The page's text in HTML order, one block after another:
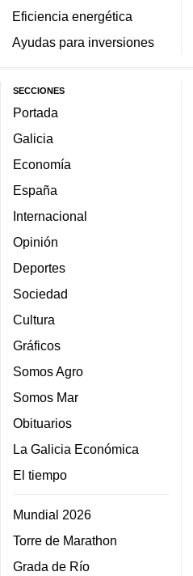
Eficiencia energética
Ayudas para inversiones
SECCIONES
Portada
Galicia
Economía
España
Internacional
Opinión
Deportes
Sociedad
Cultura
Gráficos
Somos Agro
Somos Mar
Obituarios
La Galicia Económica
El tiempo
Mundial 2026
Torre de Marathon
Grada de Río